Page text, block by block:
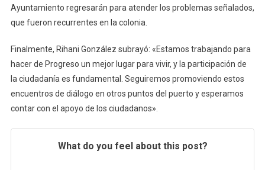
Ayuntamiento regresarán para atender los problemas señalados,
que fueron recurrentes en la colonia.
Finalmente, Rihani González subrayó: «Estamos trabajando para
hacer de Progreso un mejor lugar para vivir, y la participación de
la ciudadanía es fundamental. Seguiremos promoviendo estos
encuentros de diálogo en otros puntos del puerto y esperamos
contar con el apoyo de los ciudadanos».
What do you feel about this post?